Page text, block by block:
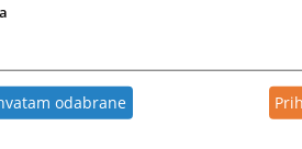
predmetu Građansko pravo. Od 01.
u Mostaru sve do 01. siječnja 2009.
u Mostaru.
doktorski rad na temu „Značaj i uloga
godine i time ispunio sve propisane
odabrane